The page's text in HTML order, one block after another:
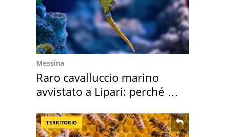
Messina
Raro cavalluccio marino
avvistato a Lipari: perché è
TERRITORIO